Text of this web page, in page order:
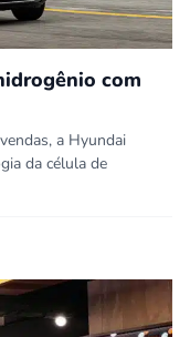
com
a Hyundai
da célula de